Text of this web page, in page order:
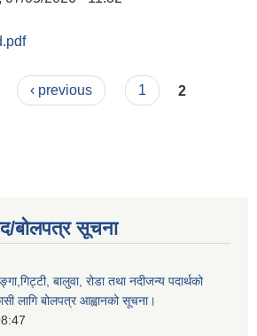
‹ previous 1 2
बोलपत्र सूचना
बालुवा, रोडा तथा नदीजन्य पदार्थको
लागि बोलपत्र आह्वानको सूचना।